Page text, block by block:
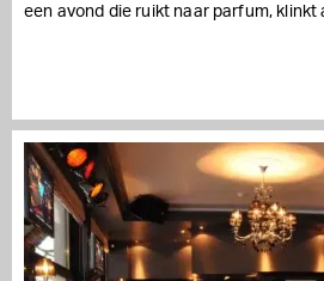
een avond die ruikt naar parfum, klinkt